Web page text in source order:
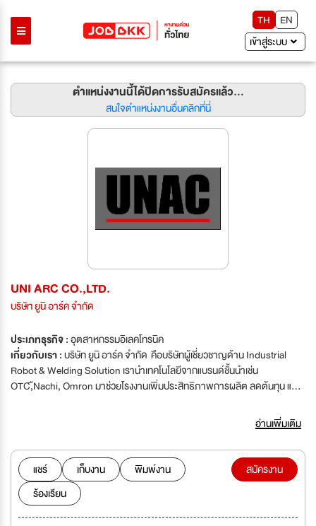
TH
EN
เข้าสู่ระบบ
ตำแหน่งงานนี้ได้ปิดการรับสมัครแล้ว...
สนใจตำแหน่งงานอื่นคลิกที่นี่
UNI ARC CO.,LTD.
บริษัท ยูนิ อาร์ค จำกัด
ประเภทธุรกิจ :อุตสาหกรรมอิเลคโทรนิค
เกี่ยวกับเรา :บริษัท ยูนิ อาร์ค จำกัด คือบริษัทผู้เชี่ยวชาญด้าน Industrial
Robot & Welding Solution เรานำเทคโนโลยีจากแบรนด์ชั้นนำเช่น
OTC,ืNachi, Omron มาช่วยโรงงานเพิ่มประสิทธิภาพการผลิต ลดต้นทุน และ
อย่างเป็นทางการ สินค้าเครื่องจักรและอุปกรณ์สำหรับโรงงานอุตสาหกรรม
แบรนด์ชั้นนำของโลกหลากหลายประเภท โดยเป็นผู้เชี่ยวชาญในด้านหุ่นยนต์
อุตสาหกรรม เครื่องเชื่อม เครื่องตัด และอุปกรณ์ระบบอัตโนมัติต่างๆ ปัจจุบัน
บริษัทฯ เป็นผู้นำในส่วนของ อินดัสตรีส์ 4.0 และกำลังขยายงานอย่างต่อเนื่อง
โดยมีผลิตภัณฑ์ครอบคลุมและรองรับการเติบโตของภาคการผลิตทั้งในและต่าง
ประเทศ 4 กลุ่ม คือ (1) ผลิตภัณฑ์หุ่นยนต์อุตสาหกรรมและอุปกรณ์ที่เกี่ยวข้อง
อ่านเพิ่มเติม
แชร์ เก็บงาน
พิมพ์งาน
ร้องเรียน
สมัครงาน